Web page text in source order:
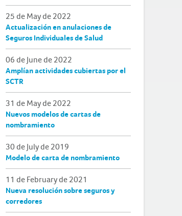
25 de May de 2022
Actualización en anulaciones de
Seguros Individuales de Salud
06 de June de 2022
Amplían actividades cubiertas por el
SCTR
31 de May de 2022
Nuevos modelos de cartas de
nombramiento
30 de July de 2019
Modelo de carta de nombramiento
11 de February de 2021
Nueva resolución sobre seguros y
corredores